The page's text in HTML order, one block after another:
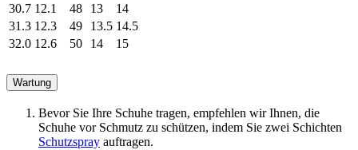
30.7 12.1 48 13
14
31.3 12.3 49 13.5 14.5
32.0 12.6 50 14 15
Wartung
Bevor Sie Ihre Schuhe tragen, empfehlen wir Ihnen, die
Schuhe vor Schmutz zu schützen, indem Sie zwei Schichten
Schutzspray auftragen.